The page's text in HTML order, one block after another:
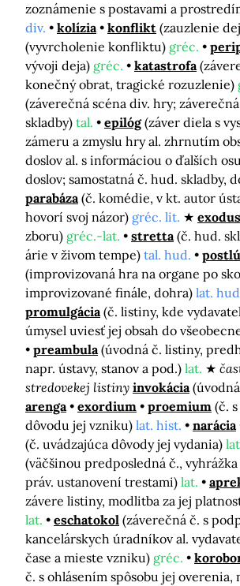
zoznámenie s postavami a
div.
kolízia konflikt (zauzlenie
(vyvrcholenie konfliktu) gréc.
vývoji deja) gréc. katastrofa
konečný obrat, tragické rozuzlenie)
(záverečná scéna div. hry;
skladby) tal. epilóg (záver diela s
zámeru a zmyslu hry al. zhrnutím
doslov al. s informáciou o ďalších
doslov; samostatná č. hud. skladby,
parabáza (č. komédie, v kt. autor
hovorí svoj názor) gréc. lit. exodus
zboru) gréc.-lat. stretta (č. hud.
árie v živom tempe) tal. hud.
(improvizovaná hra na organe po
improvizované finále, dohra) lat.
promulgácia (č. listiny, kde
úmysel uviesť jej obsah do
preambula (úvodná č. listiny,
napr. ústavy, stanov a pod.) lat.
stredovekej listiny invokácia
arenga
exordium proemium (č.
dôvodu jej vzniku) lat. hist. narácia
(č. uvádzajúca dôvody jej vydania)
(väčšinou predposledná č.,
práv. ustanovení trestami) lat.
závere listiny, modlitba za jej
lat.
eschatokol (záverečná č. s
kancelárskych úradníkov al.
čase a mieste vzniku) gréc.
č. s ohlásením spôsobu jej overenia,